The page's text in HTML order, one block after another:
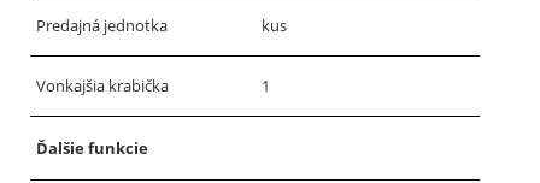
Predajná jednotka kus
Vonkajšia krabička 1
Ďalšie funkcie